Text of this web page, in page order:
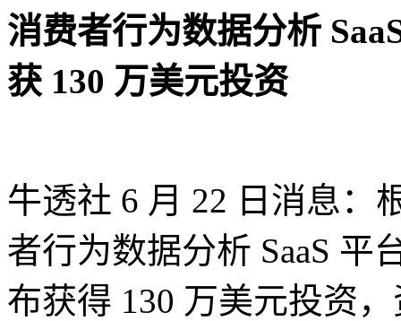
消费者行为数据分析
获 130 万美元投资
牛透社 6 月 22 日消息：
者行为数据分析 SaaS 平
布获得 130 万美元投资，